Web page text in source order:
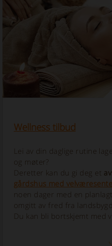
Wellness tilbud
Lei av din daglige rutine
og møter?
Deretter kan du gi deg et
gårdshus med
noen dager med en
omgitt av fred fra
Du kan bli bortskjemt med